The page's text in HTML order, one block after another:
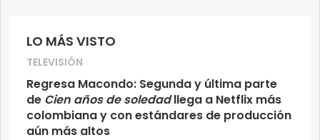
LO MÁS VISTO
TELEVISIÓN
Regresa Macondo: Segunda y última parte
de Cien años de soledadllega a Netflix más
colombiana y con estándares de producción
aún más altos